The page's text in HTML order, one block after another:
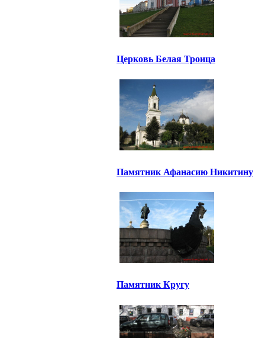
Церковь Белая Троица
Памятник Афанасию Никитину
Памятник Кругу